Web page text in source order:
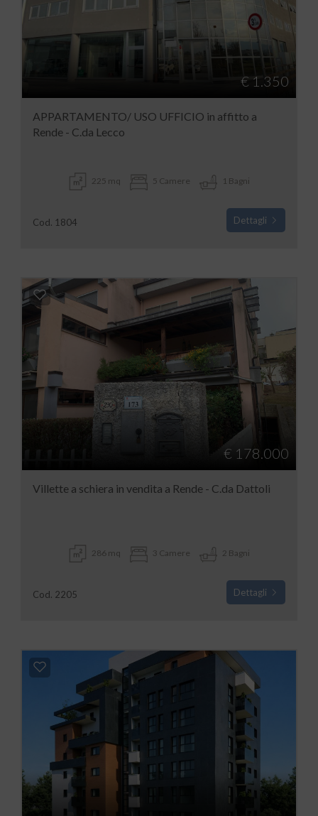
€ 1.350
APPARTAMENTO/ USO UFFICIO in affitto a
Rende - C.da Lecco
225 mq 5 Camere 1 Bagni
Cod. 1804 Dettagli
€ 178.000
Villette a schiera in vendita a Rende - C.da Dattoli
286 mq 3 Camere 2 Bagni
Cod. 2205 Dettagli